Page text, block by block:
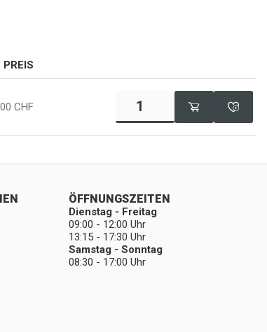
PREIS
CHF
ÖFFNUNGSZEITEN
Dienstag - Freitag
09:00 - 12:00 Uhr
13:15 - 17:30 Uhr
Samstag - Sonntag
08:30 - 17:00 Uhr